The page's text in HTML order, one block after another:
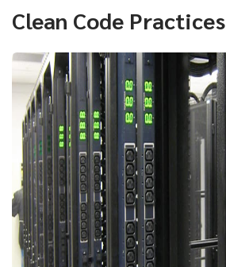
Clean Code Practices